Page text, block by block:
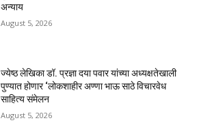
अन्याय
August 5, 2026
ज्येष्ठ लेखिका डॉ. प्रज्ञा दया पवार यांच्या अध्यक्षतेखाली
पुण्यात होणार ‘लोकशाहीर अण्णा भाऊ साठे विचारवेध
साहित्य संमेलन
August 5, 2026